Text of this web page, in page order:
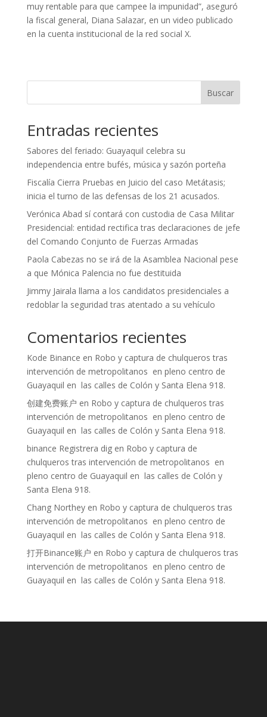
muy rentable para que campee la impunidad”, aseguró
la fiscal general, Diana Salazar, en un video publicado
en la cuenta institucional de la red social X.
Buscar
Entradas recientes
Sabores del feriado: Guayaquil celebra su
independencia entre bufés, música y sazón porteña
Fiscalía Cierra Pruebas en Juicio del caso Metátasis;
inicia el turno de las defensas de los 21 acusados.
Verónica Abad sí contará con custodia de Casa Militar
Presidencial: entidad rectifica tras declaraciones de jefe
del Comando Conjunto de Fuerzas Armadas
Paola Cabezas no se irá de la Asamblea Nacional pese
a que Mónica Palencia no fue destituida
Jimmy Jairala llama a los candidatos presidenciales a
redoblar la seguridad tras atentado a su vehículo
Comentarios recientes
Kode Binance en Robo y captura de chulqueros tras
intervención de metropolitanos en pleno centro de
Guayaquil en las calles de Colón y Santa Elena 918.
创建免费账户 en Robo y captura de chulqueros tras
intervención de metropolitanos en pleno centro de
Guayaquil en las calles de Colón y Santa Elena 918.
binance Registrera digen Robo y captura de
chulqueros tras intervención de metropolitanos en
pleno centro de Guayaquil en las calles de Colón y
Santa Elena 918.
Chang Northeyen Robo y captura de chulqueros tras
intervención de metropolitanos en pleno centro de
Guayaquil en las calles de Colón y Santa Elena 918.
打开Binance账户 en Robo y captura de chulqueros tras
intervención de metropolitanos en pleno centro de
Guayaquil en las calles de Colón y Santa Elena 918.